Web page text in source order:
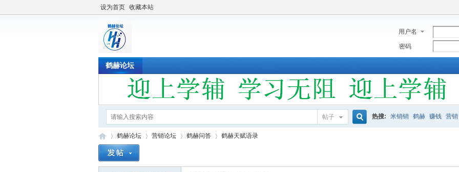
设为首页 收藏本站
用户名
密码
鹤赫论坛
帖子 热搜: 米销销 鹤赫 赚钱 营销
鹤赫论坛 营销论坛 鹤赫问答 鹤赫天赋语录